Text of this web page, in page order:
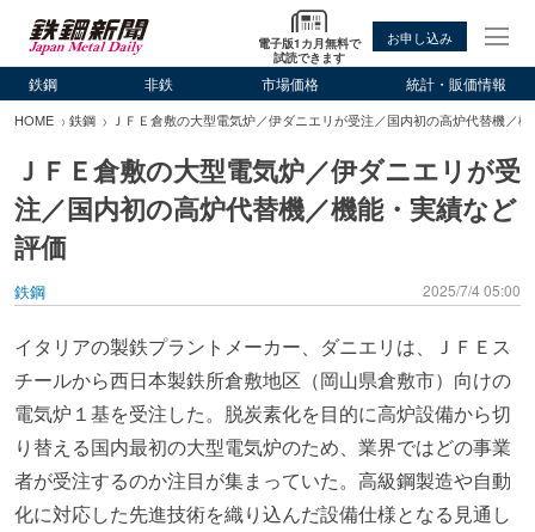
電子版1カ月無料で
試読できます
お申し込み
鉄鋼 非鉄 市場価格 統計・販価情報
HOME 鉄鋼 ＪＦＥ倉敷の大型電気炉／伊ダニエリが受注／国内初の高炉代替機／
ＪＦＥ倉敷の大型電気炉／伊ダニエリが受
注／国内初の高炉代替機／機能・実績など
評価
鉄鋼 2025/7/4 05:00
イタリアの製鉄プラントメーカー、ダニエリは、ＪＦＥス
チールから西日本製鉄所倉敷地区（岡山県倉敷市）向けの
電気炉１基を受注した。脱炭素化を目的に高炉設備から切
り替える国内最初の大型電気炉のため、業界ではどの事業
者が受注するのか注目が集まっていた。高級鋼製造や自動
化に対応した先進技術を織り込んだ設備仕様となる見通し